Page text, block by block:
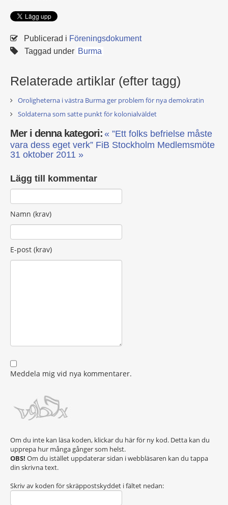
Publicerad i Föreningsdokument
Taggad under Burma
Relaterade artiklar (efter tagg)
Oroligheterna i västra Burma ger problem för nya demokratin
Soldaterna som satte punkt för kolonialväldet
Mer i denna kategori: « ”Ett folks befrielse måste
vara dess eget verk” FiB Stockholm Medlemsmöte
31 oktober 2011 »
Lägg till kommentar
Namn (krav)
E-post (krav)
Meddela mig vid nya kommentarer.
Om du inte kan läsa koden, klickar du här för ny kod. Detta kan du
upprepa hur många gånger som helst.
OBS! Om du istället uppdaterar sidan i webbläsaren kan du tappa
din skrivna text.
Skriv av koden för skräppostskyddet i fältet nedan: